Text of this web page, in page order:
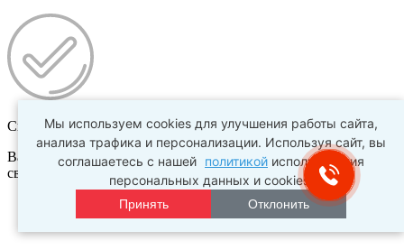
Спасибо!
Ваш заказ №???успешно создан. В ближайшее время с Вами
свяжется наш менеджер.
Мы используем cookies для улучшения работы сайта,
анализа трафика и персонализации. Используя сайт, вы
соглашаетесь с нашей политикой использования
персональных данных и cookies.
Принять Отклонить